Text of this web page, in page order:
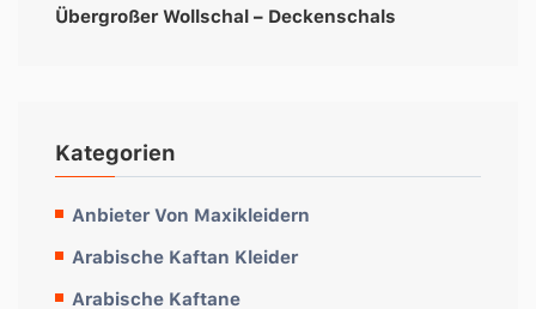
Übergroßer Wollschal – Deckenschals
Kategorien
Anbieter Von Maxikleidern
Arabische Kaftan Kleider
Arabische Kaftane